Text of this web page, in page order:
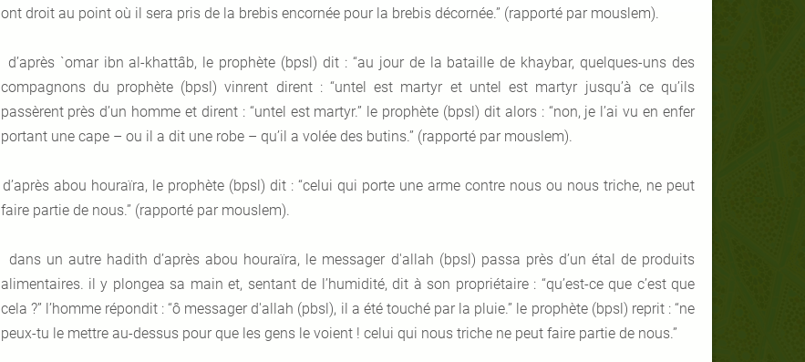
ont droit au point où il sera pris de la brebis encornée pour la brebis décornée.” (rapporté par mouslem).
d’après `omar ibn al-khattâb, le prophète (bpsl) dit : “au jour de la bataille de khaybar, quelques-uns des
compagnons du prophète (bpsl) vinrent dirent : “untel est martyr et untel est martyr jusqu’à ce qu’ils
passèrent près d’un homme et dirent : “untel est martyr.” le prophète (bpsl) dit alors : “non, je l’ai vu en enfer
portant une cape – ou il a dit une robe – qu’il a volée des butins.” (rapporté par mouslem).
d’après abou houraïra, le prophète (bpsl) dit : “celui qui porte une arme contre nous ou nous triche, ne peut
faire partie de nous.” (rapporté par mouslem).
dans un autre hadith d’après abou houraïra, le messager d'allah (bpsl) passa près d’un étal de produits
alimentaires. il y plongea sa main et, sentant de l’humidité, dit à son propriétaire : “qu’est-ce que c’est que
cela ?” l’homme répondit : “ô messager d'allah (pbsl), il a été touché par la pluie.” le prophète (bpsl) reprit : “ne
peux-tu le mettre au-dessus pour que les gens le voient ! celui qui nous triche ne peut faire partie de nous.”